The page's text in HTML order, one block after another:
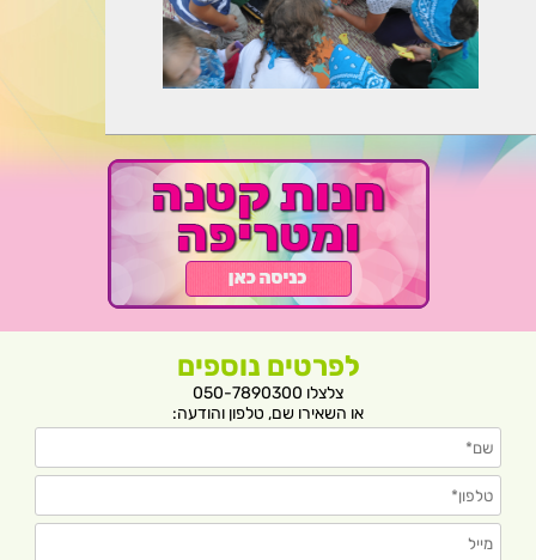
לפרטים נוספים
צלצלו 050-7890300
או השאירו שם, טלפון והודעה: